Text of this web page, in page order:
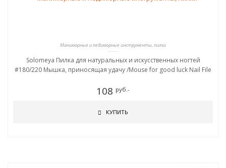
Маникюрные и педикюрные инструменты, пилки
Solomeya Пилка для натуральных и искусственных ногтей
#180/220 Мышка, приносящая удачу /Mouse for good luck Nail File
108 руб.-
КУПИТЬ